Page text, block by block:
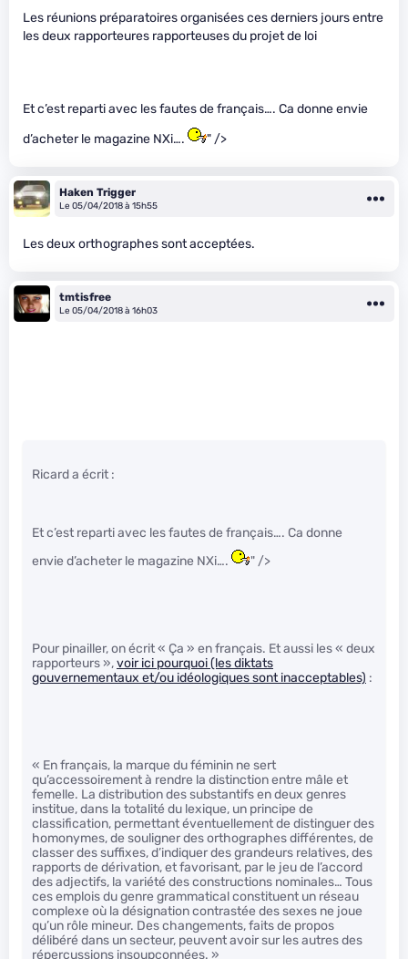
Les réunions préparatoires organisées ces derniers jours entre
les deux rapporteures rapporteuses du projet de loi
Et c’est reparti avec les fautes de français…. Ca donne envie
d’acheter le magazine NXi….
" />
Haken Trigger
Le 05/04/2018 à 15h55
Les deux orthographes sont acceptées.
tmtisfree
Le 05/04/2018 à 16h03
Ricard a écrit :
Et c’est reparti avec les fautes de français…. Ca donne
envie d’acheter le magazine NXi….
" />
Pour pinailler, on écrit « Ça » en français. Et aussi les « deux
rapporteurs »,voir ici pourquoi (les diktats
gouvernementaux et/ou idéologiques sont inacceptables) :
« En français, la marque du féminin ne sert
qu’accessoirement à rendre la distinction entre mâle et
femelle. La distribution des substantifs en deux genres
institue, dans la totalité du lexique, un principe de
classification, permettant éventuellement de distinguer des
homonymes, de souligner des orthographes différentes, de
classer des suffixes, d’indiquer des grandeurs relatives, des
rapports de dérivation, et favorisant, par le jeu de l’accord
des adjectifs, la variété des constructions nominales… Tous
ces emplois du genre grammatical constituent un réseau
complexe où la désignation contrastée des sexes ne joue
qu’un rôle mineur. Des changements, faits de propos
délibéré dans un secteur, peuvent avoir sur les autres des
répercussions insoupçonnées. »